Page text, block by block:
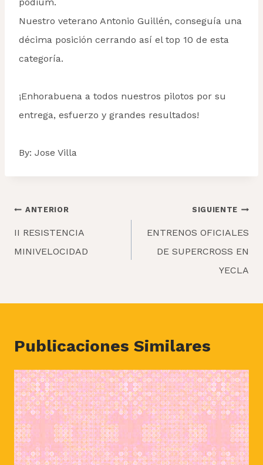
podium.
Nuestro veterano Antonio Guillén, conseguía una
décima posición cerrando así el top 10 de esta
categoría.
¡Enhorabuena a todos nuestros pilotos por su
entrega, esfuerzo y grandes resultados!
By: Jose Villa
Navegación
de
entradas
ANTERIOR
II RESISTENCIA
MINIVELOCIDAD
SIGUIENTE
ENTRENOS OFICIALES
DE SUPERCROSS EN
YECLA
Publicaciones Similares